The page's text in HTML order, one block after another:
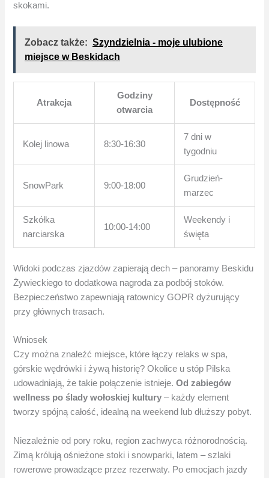
skokami.
Zobacz także: Szyndzielnia - moje ulubione
miejsce w Beskidach
Atrakcja
Godziny
otwarcia
Dostępność
Kolej linowa 8:30-16:30
7 dni w
tygodniu
SnowPark 9:00-18:00
Grudzień-
marzec
Szkółka
narciarska
10:00-14:00
Weekendy i
święta
Widoki podczas zjazdów zapierają dech – panoramy Beskidu
Żywieckiego to dodatkowa nagroda za podbój stoków.
Bezpieczeństwo zapewniają ratownicy GOPR dyżurujący
przy głównych trasach.
Wniosek
Czy można znaleźć miejsce, które łączy relaks w spa,
górskie wędrówki i żywą historię? Okolice u stóp Pilska
udowadniają, że takie połączenie istnieje.Od zabiegów
wellness po ślady wołoskiej kultury – każdy element
tworzy spójną całość, idealną na weekend lub dłuższy pobyt.
Niezależnie od pory roku, region zachwyca różnorodnością.
Zimą królują ośnieżone stoki i snowparki, latem – szlaki
rowerowe prowadzące przez rezerwaty. Po emocjach jazdy